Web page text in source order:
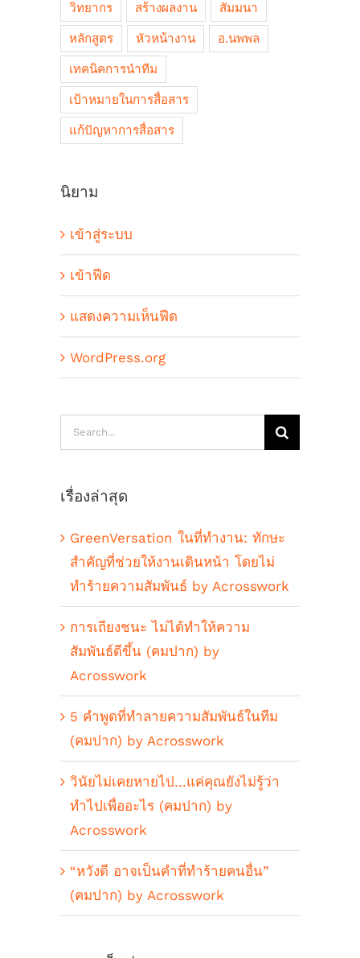
วิทยากร สร้างผลงาน สัมมนา
หลักสูตร หัวหน้างาน อ.นพพล
เทคนิคการนำทีม
เป้าหมายในการสื่อสาร
แก้ปัญหาการสื่อสาร
นิยาม
เข้าสู่ระบบ
เข้าฟีด
แสดงความเห็นฟีด
WordPress.org
Search
for:
เรื่องล่าสุด
GreenVersation ในที่ทำงาน: ทักษะ
สำคัญที่ช่วยให้งานเดินหน้า โดยไม่
ทำร้ายความสัมพันธ์ by Acrosswork
การเถียงชนะ ไม่ได้ทำให้ความ
สัมพันธ์ดีขึ้น (คมปาก) by
Acrosswork
5 คำพูดที่ทำลายความสัมพันธ์ในทีม
(คมปาก) by Acrosswork
วินัยไม่เคยหายไป…แค่คุณยังไม่รู้ว่า
ทำไปเพื่ออะไร (คมปาก) by
Acrosswork
“หวังดี อาจเป็นคำที่ทำร้ายคนอื่น”
(คมปาก) by Acrosswork